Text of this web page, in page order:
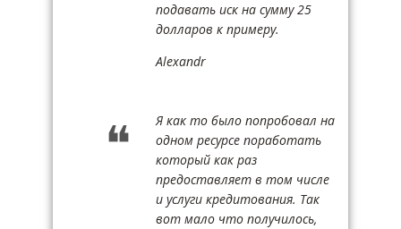
подавать иск на сумму 25
долларов к примеру.
Alexandr
Я как то было попробовал на
одном ресурсе поработать
который как раз
предоставляет в том числе
и услуги кредитования. Так
вот мало что получилось,